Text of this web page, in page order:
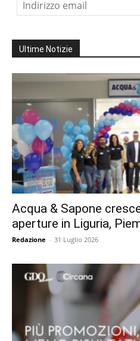
Ultime Notizie
Acqua & Sapone
aperture in Liguria,
Redazione - 31 Luglio 2026